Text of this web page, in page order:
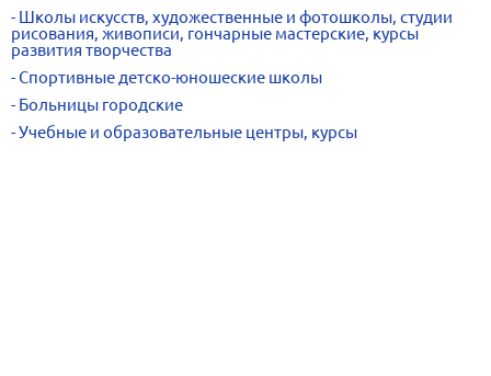
Школы искусств, художественные и фотошколы, студии
рисования, живописи, гончарные мастерские, курсы
развития творчества
Спортивные детско-юношеские школы
Больницы городские
Учебные и образовательные центры, курсы